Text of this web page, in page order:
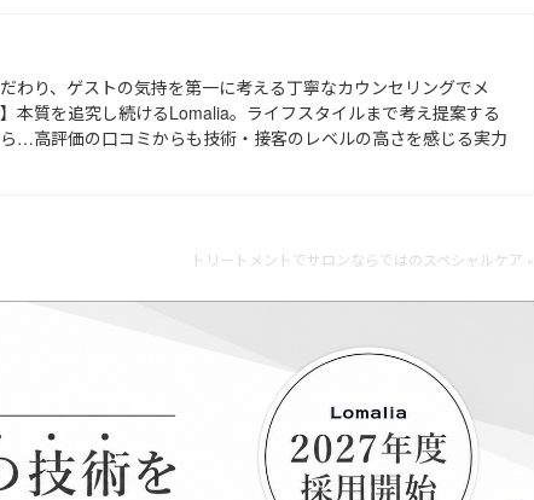
わり、ゲストの気持を第一に考える丁寧なカウンセリングでメ
本質を追究し続けるLomalia。ライフスタイルまで考え提案する
…高評価の口コミからも技術・接客のレベルの高さを感じる実力
トリートメントでサロンならではのスペシャルケア »